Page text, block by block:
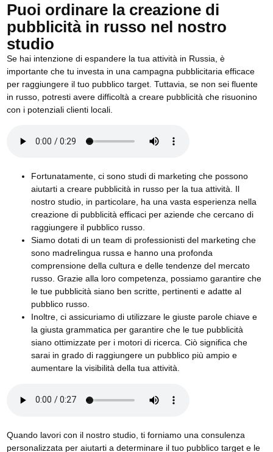
Puoi ordinare la creazione di
pubblicità in russo nel nostro
studio
Se hai intenzione di espandere la tua attività in Russia, è
importante che tu investa in una campagna pubblicitaria efficace
per raggiungere il tuo pubblico target. Tuttavia, se non sei fluente
in russo, potresti avere difficoltà a creare pubblicità che risuonino
con i potenziali clienti locali.
Fortunatamente, ci sono studi di marketing che possono
aiutarti a creare pubblicità in russo per la tua attività. Il
nostro studio, in particolare, ha una vasta esperienza nella
creazione di pubblicità efficaci per aziende che cercano di
raggiungere il pubblico russo.
Siamo dotati di un team di professionisti del marketing che
sono madrelingua russa e hanno una profonda
comprensione della cultura e delle tendenze del mercato
russo. Grazie alla loro competenza, possiamo garantire che
le tue pubblicità siano ben scritte, pertinenti e adatte al
pubblico russo.
Inoltre, ci assicuriamo di utilizzare le giuste parole chiave e
la giusta grammatica per garantire che le tue pubblicità
siano ottimizzate per i motori di ricerca. Ciò significa che
sarai in grado di raggiungere un pubblico più ampio e
aumentare la visibilità della tua attività.
Quando lavori con il nostro studio, ti forniamo una consulenza
personalizzata per aiutarti a determinare il tuo pubblico target e le